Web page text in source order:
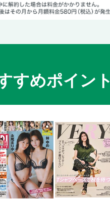
すめポイント